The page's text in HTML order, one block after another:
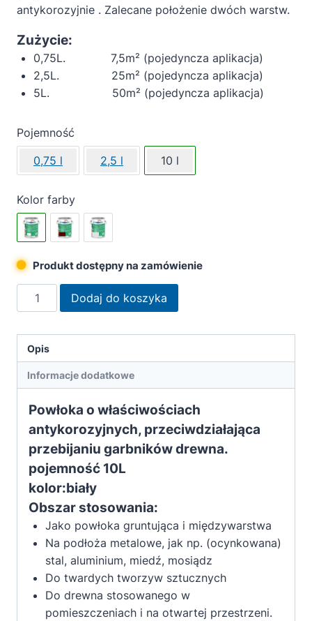
antykorozyjnie . Zalecane położenie dwóch warstw.
Zużycie:
0,75L. 7,5m² (pojedyncza aplikacja)
2,5L. 25m² (pojedyncza aplikacja)
5L. 50m² (pojedyncza aplikacja)
Pojemność
0,75 l
2,5 l 10 l
Kolor farby
Produkt dostępny na zamówienie
ilość
Remmers
uniwersalny
do
drewna,
PCV
biały
10L
Dodaj do koszyka
Opis
Informacje dodatkowe
Powłoka o właściwościach
antykorozyjnych, przeciwdziałająca
przebijaniu garbników drewna.
pojemność 10L
kolor:biały
Obszar stosowania:
Jako powłoka gruntująca i międzywarstwa
Na podłoża metalowe, jak np. (ocynkowana)
stal, aluminium, miedź, mosiądz
Do twardych tworzyw sztucznych
Do drewna stosowanego w
pomieszczeniach i na otwartej przestrzeni.